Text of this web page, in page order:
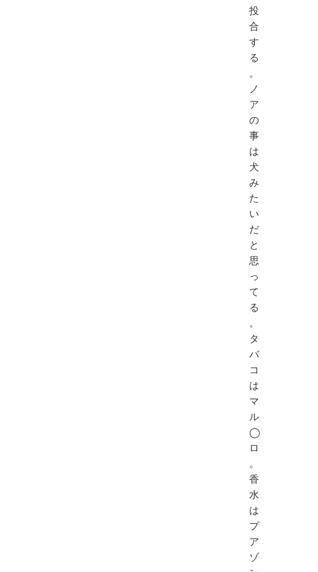
投
合
す
る
。
ノ
ア
の
事
は
犬
み
た
い
だ
と
思
っ
て
る
。
タ
バ
コ
は
マ
ル
◯
ロ
。
香
水
は
プ
ア
ゾ